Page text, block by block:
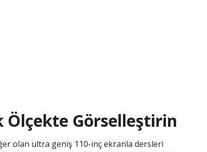
Görselleştirin
olan ultra geniş 110-inç ekranla dersleri